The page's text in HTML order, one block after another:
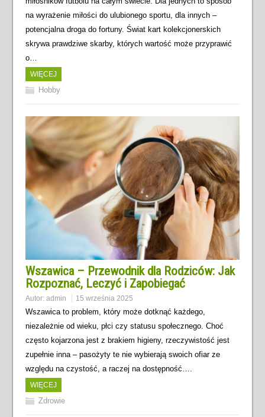
na wyrażenie miłości do ulubionego sportu, dla innych –
potencjalna droga do fortuny. Świat kart kolekcjonerskich
skrywa prawdziwe skarby, których wartość może przyprawić
o…
WIĘCEJ
Hobby
Wszawica – Przewodnik dla Rodziców: Jak
Rozpoznać, Leczyć i Zapobiegać
Autor: admin 15 września 2025
Wszawica to problem, który może dotknąć każdego,
niezależnie od wieku, płci czy statusu społecznego. Choć
często kojarzona jest z brakiem higieny, rzeczywistość jest
zupełnie inna – pasożyty te nie wybierają swoich ofiar ze
względu na czystość, a raczej na dostępność….
WIĘCEJ
Zdrowie